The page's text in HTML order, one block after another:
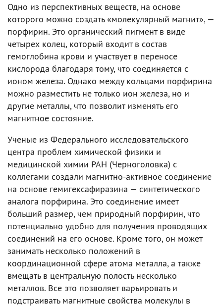
Одно из перспективных веществ, на основе
которого можно создать «молекулярный магнит», —
порфирин. Это органический пигмент в виде
четырех колец, который входит в состав
гемоглобина крови и участвует в переносе
кислорода благодаря тому, что соединяется с
ионом железа. Однако между кольцами порфирина
можно разместить не только ион железа, но и
другие металлы, что позволит изменять его
магнитное состояние.
Ученые из Федерального исследовательского
центра проблем химической физики и
медицинской химии РАН (Черноголовка) с
коллегами создали магнитно-активное соединение
на основе гемигексафиразина — синтетического
аналога порфирина. Это соединение имеет
больший размер, чем природный порфирин, что
потенциально удобно для получения проводящих
соединений на его основе. Кроме того, он может
занимать несколько положений в
координационной сфере атома металла, а также
вмещать в центральную полость несколько
металлов. Все это позволяет варьировать и
подстраивать магнитные свойства молекулы в